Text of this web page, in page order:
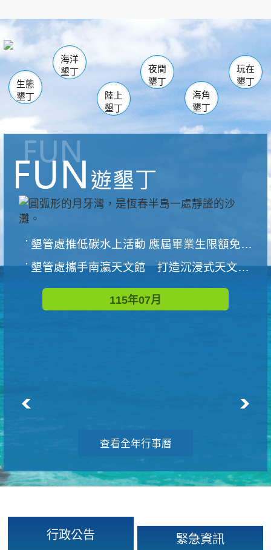
南仁湖
海生館
恆春 佳樂水
龍鑾潭自然中心 森林遊樂區
瓊麻館
關山 墾管處遊客中心
社頂公園 風吹沙
船帆石
白砂 龍磐公園
香蕉灣
砂島
鵝鑾鼻
生態
墾丁
海洋
墾丁
陸上
墾丁
夜間
墾丁
海角
墾丁
玩在
墾丁
墾管處推低碳水上活動 應屆畢業生限額免費參加
墾管處攜手南瀛天文館 打造沉浸式天文探索營隊
115年07月
查看全年行事曆
行政公告 緊急資訊